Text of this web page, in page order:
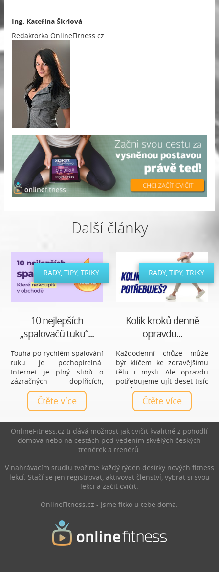
Ing. Kateřina Škrlová
Redaktorka OnlineFitness.cz
Další články
RADY, TIPY, TRIKY
10 nejlepších
„spalovačů tuku“...
Touha po rychlém spalování
tuku je pochopitelná.
Internet je plný slibů o
zázračných doplňcích,
čajích a tabletách, které
mají vyřešit hubnutí bez
námahy. Realita je ale méně
praktičtější: nejúčinnější
spalovače nejsou produkty,
ale každodenní návyky.
Čtěte více
RADY, TIPY, TRIKY
Kolik kroků denně
opravdu...
Každodenní chůze může
být klíčem ke zdravějšímu
tělu i mysli. Ale opravdu
potřebujeme ujít deset tisíc
kroků denně, nebo je to jen
mýtus? Zjistěte, jaký počet
kroků je ideální právě pro
zdraví.
Čtěte více
OnlineFitness.cz ti dává možnost jak cvičit kvalitně z pohodlí
domova nebo na cestách pod vedením skvělých českých
trenérek a trenérů.
V nahrávacím studiu tvoříme každý týden desítky nových fitness
lekcí. Stačí se jen registrovat, aktivovat členství, vybrat si svou
lekci a začít cvičit.
OnlineFitness.cz - jsme fitko u tebe doma.